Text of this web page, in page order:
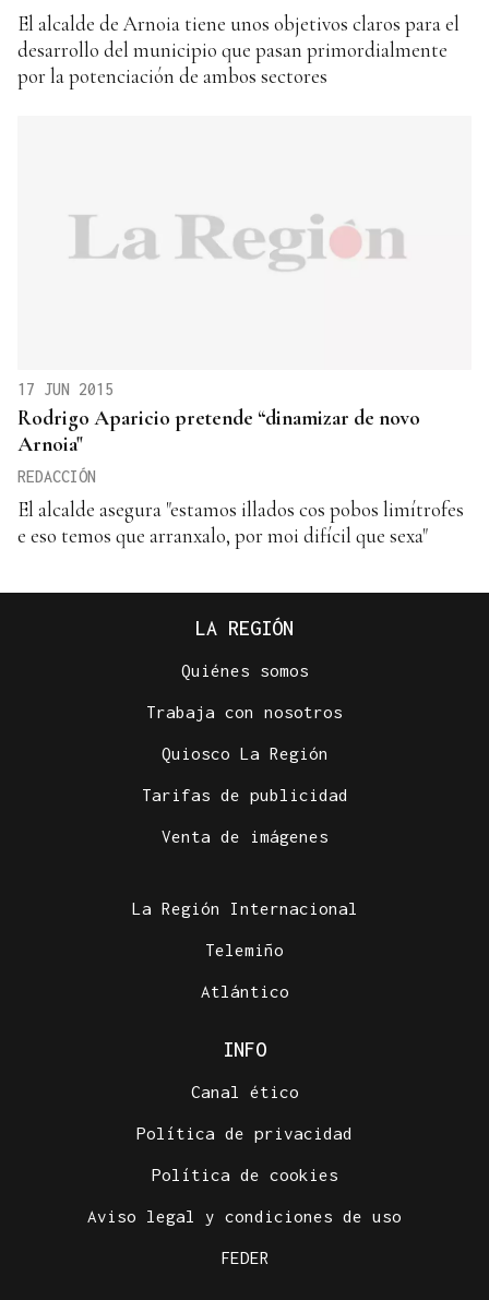
El alcalde de Arnoia tiene unos objetivos claros para el
desarrollo del municipio que pasan primordialmente
por la potenciación de ambos sectores
17 JUN 2015
Rodrigo Aparicio pretende “dinamizar de novo
Arnoia"
REDACCIÓN
El alcalde asegura "estamos illados cos pobos limítrofes
e eso temos que arranxalo, por moi difícil que sexa"
LA REGIÓN
Quiénes somos
Trabaja con nosotros
Quiosco La Región
Tarifas de publicidad
Venta de imágenes
La Región Internacional
Telemiño
Atlántico
INFO
Canal ético
Política de privacidad
Política de cookies
Aviso legal y condiciones de uso
FEDER